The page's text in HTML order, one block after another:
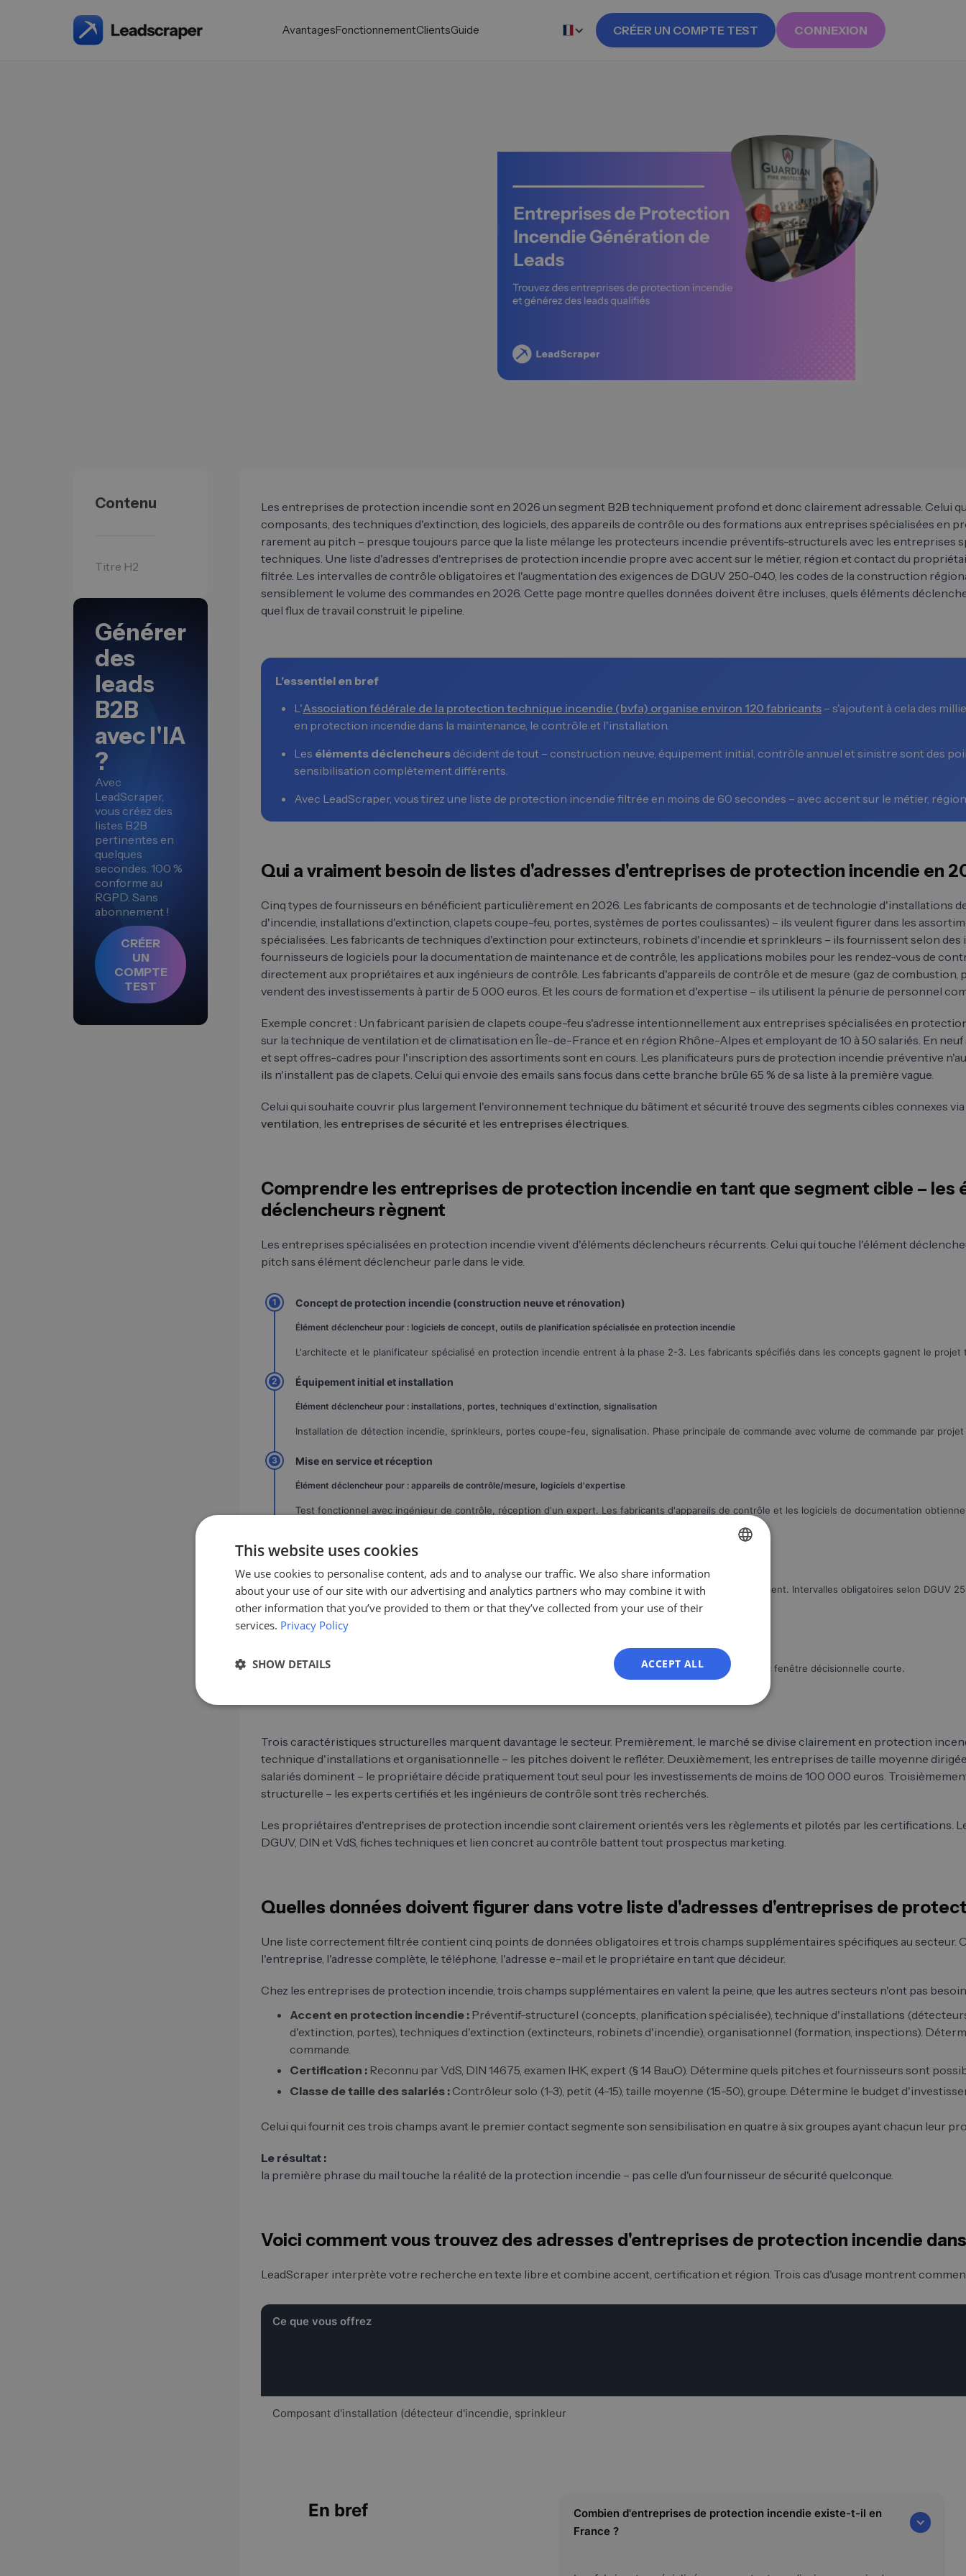
AvantagesFonctionnementClientsGuide CRÉER UN COMPTE TEST CONNEXION
Contenu
Titre H2
Générer
des
leads
B2B
avec l'IA
?
Avec
LeadScraper,
vous créez des
listes B2B
pertinentes en
quelques
secondes. 100 %
conforme au
RGPD. Sans
abonnement !
CRÉER
UN
COMPTE
TEST
Les entreprises de protection incendie sont en 2026 un segment B2B techniquement profond et donc clairement adressable. Celui
composants, des techniques d'extinction, des logiciels, des appareils de contrôle ou des formations aux entreprises spécialisées en
rarement au pitch – presque toujours parce que la liste mélange les protecteurs incendie préventifs-structurels avec les entreprises
techniques. Une liste d'adresses d'entreprises de protection incendie propre avec accent sur le métier, région et contact du
filtrée. Les intervalles de contrôle obligatoires et l'augmentation des exigences de DGUV 250-040, les codes de la construction
sensiblement le volume des commandes en 2026. Cette page montre quelles données doivent être incluses, quels éléments
quel flux de travail construit le pipeline.
L'essentiel en bref
L'Association fédérale de la protection technique incendie (bvfa) organise environ 120 fabricants – s'ajoutent à cela des
en protection incendie dans la maintenance, le contrôle et l'installation.
Les éléments déclencheurs décident de tout – construction neuve, équipement initial, contrôle annuel et sinistre sont des
sensibilisation complètement différents.
Avec LeadScraper, vous tirez une liste de protection incendie filtrée en moins de 60 secondes – avec accent sur le métier,
Qui a vraiment besoin de listes d'adresses d'entreprises de protection incendie en
Cinq types de fournisseurs en bénéficient particulièrement en 2026. Les fabricants de composants et de technologie d'installations
d'incendie, installations d'extinction, clapets coupe-feu, portes, systèmes de portes coulissantes) – ils veulent figurer dans les
spécialisées. Les fabricants de techniques d'extinction pour extincteurs, robinets d'incendie et sprinkleurs – ils fournissent selon des
fournisseurs de logiciels pour la documentation de maintenance et de contrôle, les applications mobiles pour les rendez-vous de
directement aux propriétaires et aux ingénieurs de contrôle. Les fabricants d'appareils de contrôle et de mesure (gaz de combustion,
vendent des investissements à partir de 5 000 euros. Et les cours de formation et d'expertise – ils utilisent la pénurie de personnel
Exemple concret : Un fabricant parisien de clapets coupe-feu s'adresse intentionnellement aux entreprises spécialisées en
sur la technique de ventilation et de climatisation en Île-de-France et en région Rhône-Alpes et employant de 10 à 50 salariés. En neuf
et sept offres-cadres pour l'inscription des assortiments sont en cours. Les planificateurs purs de protection incendie préventive
ils n'installent pas de clapets. Celui qui envoie des emails sans focus dans cette branche brûle 65 % de sa liste à la première vague.
Celui qui souhaite couvrir plus largement l'environnement technique du bâtiment et sécurité trouve des segments cibles connexes
ventilation, les entreprises de sécurité et les entreprises électriques.
Comprendre les entreprises de protection incendie en tant que segment cible – les
déclencheurs règnent
Les entreprises spécialisées en protection incendie vivent d'éléments déclencheurs récurrents. Celui qui touche l'élément
pitch sans élément déclencheur parle dans le vide.
1 Concept de protection incendie (construction neuve et rénovation)
Élément déclencheur pour : logiciels de concept, outils de planification spécialisée en protection incendie
L'architecte et le planificateur spécialisé en protection incendie entrent à la phase 2-3. Les fabricants spécifiés dans les concepts gagnent le projet
2 Équipement initial et installation
Élément déclencheur pour : installations, portes, techniques d'extinction, signalisation
Installation de détection incendie, sprinkleurs, portes coupe-feu, signalisation. Phase principale de commande avec volume de commande par
3 Mise en service et réception
Élément déclencheur pour : appareils de contrôle/mesure, logiciels d'expertise
Test fonctionnel avec ingénieur de contrôle, réception d'un expert. Les fabricants d'appareils de contrôle et les logiciels de documentation
Extincteurs tous les 2 ans, portes coupe-feu annuellement, installations de détection incendie annuellement. Intervalles obligatoires selon DGUV
Sinistre / rénovation / mise à jour de l'état de l'art
Sinistre incendie, prescription des autorités, nouvelle norme. Élément déclencheur de haute priorité avec fenêtre décisionnelle courte.
Trois caractéristiques structurelles marquent davantage le secteur. Premièrement, le marché se divise clairement en protection
technique d'installations et organisationnelle – les pitches doivent le refléter. Deuxièmement, les entreprises de taille moyenne
salariés dominent – le propriétaire décide pratiquement tout seul pour les investissements de moins de 100 000 euros.
structurelle – les experts certifiés et les ingénieurs de contrôle sont très recherchés.
Les propriétaires d'entreprises de protection incendie sont clairement orientés vers les règlements et pilotés par les certifications.
DGUV, DIN et VdS, fiches techniques et lien concret au contrôle battent tout prospectus marketing.
Quelles données doivent figurer dans votre liste d'adresses d'entreprises de
Une liste correctement filtrée contient cinq points de données obligatoires et trois champs supplémentaires spécifiques au secteur.
l'entreprise, l'adresse complète, le téléphone, l'adresse e-mail et le propriétaire en tant que décideur.
Chez les entreprises de protection incendie, trois champs supplémentaires en valent la peine, que les autres secteurs n'ont pas
Accent en protection incendie : Préventif-structurel (concepts, planification spécialisée), technique d'installations
d'extinction, portes), techniques d'extinction (extincteurs, robinets d'incendie), organisationnel (formation, inspections).
commande.
Certification : Reconnu par VdS, DIN 14675, examen IHK, expert (§ 14 BauO). Détermine quels pitches et fournisseurs sont
Classe de taille des salariés : Contrôleur solo (1-3), petit (4-15), taille moyenne (15-50), groupe. Détermine le budget
Celui qui fournit ces trois champs avant le premier contact segmente son sensibilisation en quatre à six groupes ayant chacun leur
Le résultat :
la première phrase du mail touche la réalité de la protection incendie – pas celle d'un fournisseur de sécurité quelconque.
Voici comment vous trouvez des adresses d'entreprises de protection incendie
LeadScraper interprète votre recherche en texte libre et combine accent, certification et région. Trois cas d'usage montrent
Ce que vous offrez
Composant d'installation (détecteur d'incendie, sprinkleur
En bref
Combien d'entreprises de protection incendie existe-t-il en
France ?
GERMAN
This website uses cookies
We use cookies to personalise content, ads and to analyse our traffic. We also share information
about your use of our site with our advertising and analytics partners who may combine it with
other information that you’ve provided to them or that they’ve collected from your use of their
services. Privacy Policy
ACCEPT ALL
SHOW DETAILS